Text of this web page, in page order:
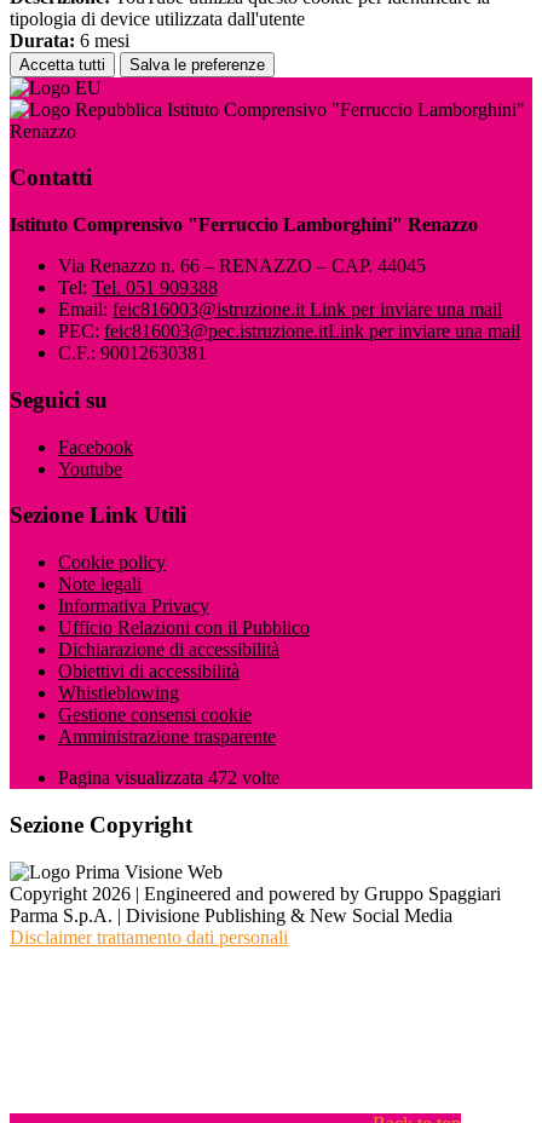
tipologia di device utilizzata dall'utente
Durata: 6 mesi
Accetta tutti Salva le preferenze
Istituto Comprensivo "Ferruccio Lamborghini"
Renazzo
Contatti
Istituto Comprensivo "Ferruccio Lamborghini" Renazzo
Via Renazzo n. 66 – RENAZZO – CAP. 44045
Tel: Tel. 051 909388
Email: feic816003@istruzione.it Link per inviare una mail
PEC: feic816003@pec.istruzione.itLink per inviare una mail
C.F.: 90012630381
Seguici su
Facebook
Youtube
Sezione Link Utili
Cookie policy
Note legali
Informativa Privacy
Ufficio Relazioni con il Pubblico
Dichiarazione di accessibilità
Obiettivi di accessibilità
Whistleblowing
Gestione consensi cookie
Amministrazione trasparente
Pagina visualizzata 472 volte
Sezione Copyright
Copyright 2026 | Engineered and powered by Gruppo Spaggiari
Parma S.p.A. | Divisione Publishing & New Social Media
Disclaimer trattamento dati personali